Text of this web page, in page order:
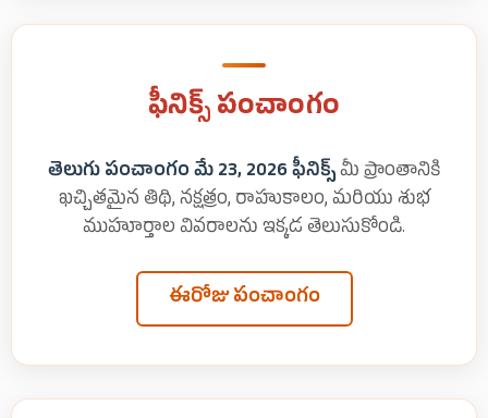
ఫీనిక్స్ పంచాంగం
తెలుగు పంచాంగం మే 23, 2026 ఫీనిక్స్మీ ప్రాంతానికి
ఖచ్చితమైన తిథి, నక్షత్రం, రాహుకాలం, మరియు శుభ
ముహూర్తాల వివరాలను ఇక్కడ తెలుసుకోండి.
ఈరోజు పంచాంగం